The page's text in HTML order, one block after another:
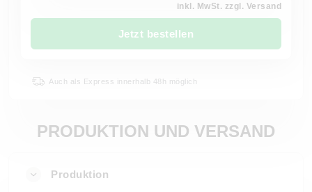
inkl. MwSt. zzgl. Versand
Jetzt bestellen
Auch als Express innerhalb 48h möglich
PRODUKTION UND VERSAND
Produktion